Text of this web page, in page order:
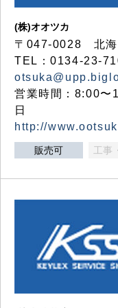
(株)オオツカ
〒047-0028 北海
TEL：0134-23-
営業時間：8:00〜
日
http://
販売可 工事